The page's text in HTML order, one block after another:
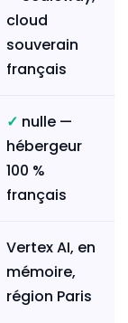
cloud
souverain
français
✓ nulle —
hébergeur
100 %
français
Vertex AI, en
mémoire,
région Paris